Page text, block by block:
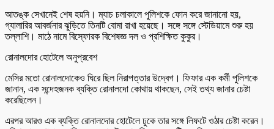
আতঙ্ক সেখানেই শেষ হয়নি। ম্যাচ চলাকালে পুলিশকে ফোন করে জানানো হয়,
গ্যালারির আবর্জনার ঝুড়িতে তিনটি বোমা রাখা হয়েছে। সঙ্গে সঙ্গে স্টেডিয়ামে শুরু হয়
তল্লাশি। মাঠে নামে বিস্ফোরক বিশেষজ্ঞ দল ও প্রশিক্ষিত কুকুর।
রোনালদোর হোটেলে অনুপ্রবেশ
মেসির মতো রোনালদোকেও ঘিরে ছিল নিরাপত্তার উদ্বেগ। ফিফার এক কর্মী পুলিশকে
জানান, এক সন্দেহজনক ব্যক্তি রোনালদো কোথায় থাকছেন, সেই তথ্য জানার চেষ্টা
করেছিলেন।
এরপর আরও এক ব্যক্তি রোনালদোর হোটেলে ঢুকে তার সঙ্গে লিফটে ওঠার চেষ্টা করেন।